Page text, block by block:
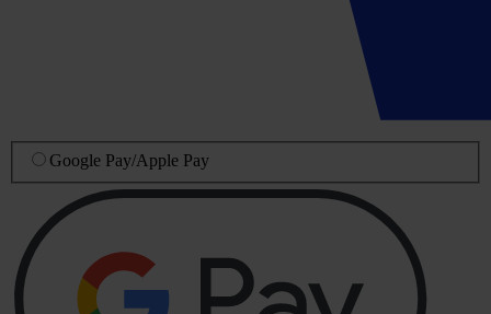
Google Pay/Apple Pay